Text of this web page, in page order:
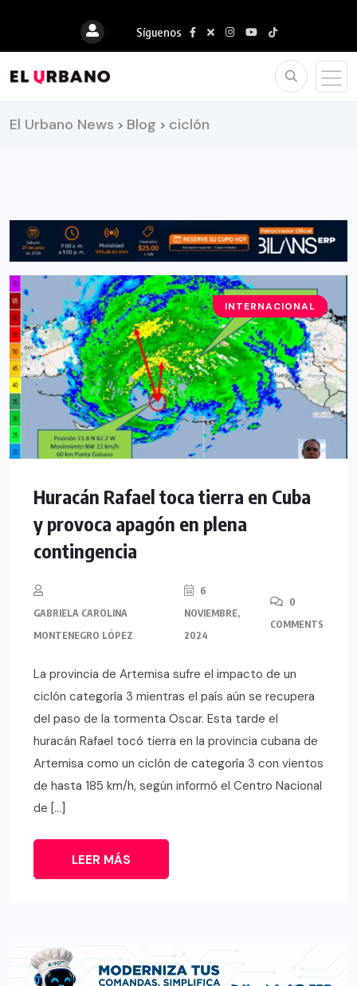
Síguenos
El Urbano News > Blog > ciclón
EL CLIMA
INTERNACIONAL
Huracán Rafael toca tierra en Cuba
y provoca apagón en plena
contingencia
GABRIELA CAROLINA
MONTENEGRO LÓPEZ
6
NOVIEMBRE,
2024
0
COMMENTS
La provincia de Artemisa sufre el impacto de un
ciclón categoría 3 mientras el país aún se recupera
del paso de la tormenta Oscar. Esta tarde el
huracán Rafael tocó tierra en la provincia cubana de
Artemisa como un ciclón de categoría 3 con vientos
de hasta 185 km/h, según informó el Centro Nacional
de […]
LEER MÁS